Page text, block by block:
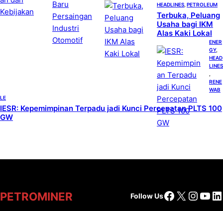
HEADLINES PETROLEUM
Terbuka, Peluang
Usaha bagi IKM
Alas Kaki Lokal
ENER
GY
HEAD
LINES
RENE
WAB
LE
IESR: Kepemimpinan Terpadu jadi Kunci Percepatan PLTS 100
GW
PETROMINER Follow UsFacebook
X